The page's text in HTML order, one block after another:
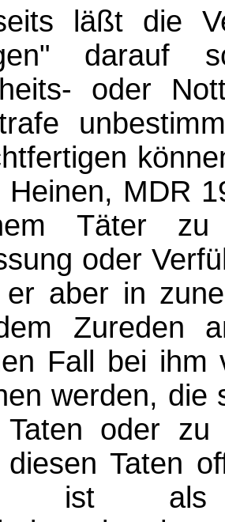
läßt die
darauf
oder
Heinen, MDR
Täter
oder
aber in
Zureden
Fall bei ihm
werden, die
Taten oder
Taten
ist